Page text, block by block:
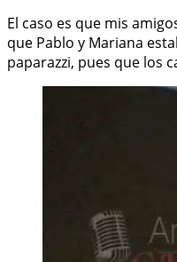
El caso es que mis
que Pablo y Mariana
paparazzi, pues que los